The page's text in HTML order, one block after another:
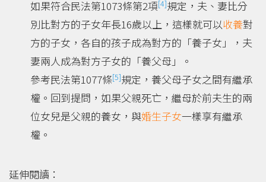
如果符合民法第1073條第2項[4]規定，夫、妻比分
別比對方的子女年長16歲以上，這樣就可以收養對
方的子女，各自的孩子成為對方的「養子女」，夫
妻兩人成為對方子女的「養父母」。
參考民法第1077條[5]規定，養父母子女之間有繼承
權。回到提問，如果父親死亡，繼母於前夫生的兩
位女兒是父親的養女，與婚生子女一樣享有繼承
權。
延伸閱讀：